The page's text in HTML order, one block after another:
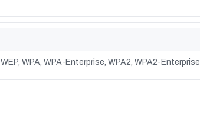
WEP, WPA, WPA-Enterprise, WPA2, WPA2-Enterprise